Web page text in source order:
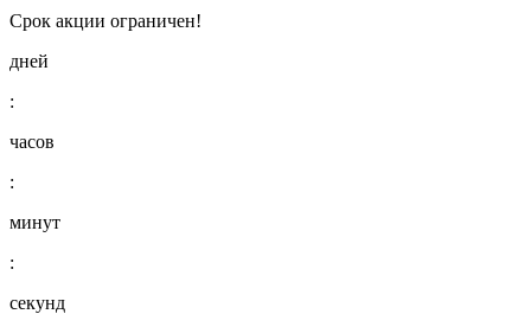
Срок акции ограничен!
дней
:
часов
:
минут
:
секунд